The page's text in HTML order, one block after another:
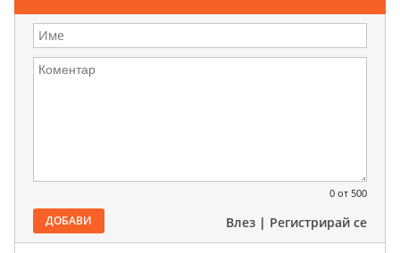
0 от 500
ДОБАВИ Влез | Регистрирай се